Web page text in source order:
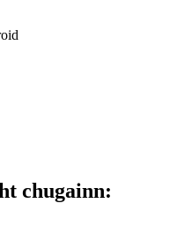
chugainn: